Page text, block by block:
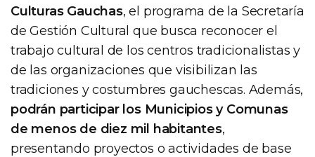
Culturas Gauchas, el programa de la Secretaría
de Gestión Cultural que busca reconocer el
trabajo cultural de los centros tradicionalistas y
de las organizaciones que visibilizan las
tradiciones y costumbres gauchescas. Además,
podrán participar los Municipios y Comunas
de menos de diez mil habitantes,
presentando proyectos o actividades de base